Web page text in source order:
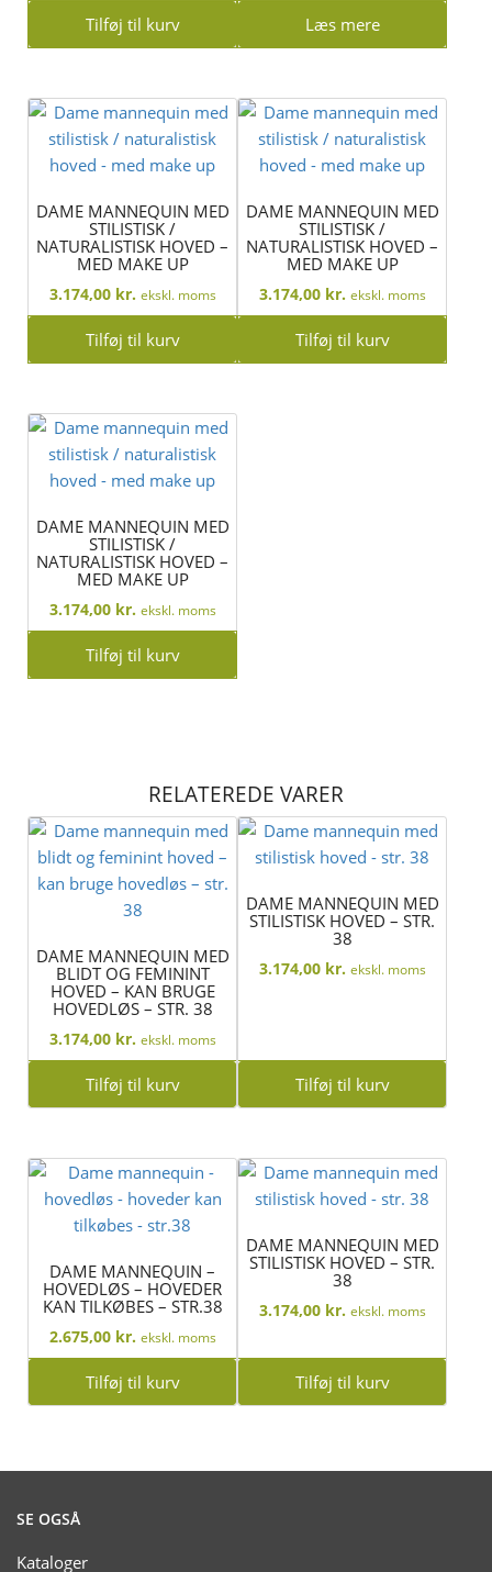
Tilføj til kurv Læs mere
DAME MANNEQUIN MED
STILISTISK /
NATURALISTISK HOVED –
MED MAKE UP
3.174,00 kr. ekskl. moms
Tilføj til kurv
DAME MANNEQUIN MED
STILISTISK /
NATURALISTISK HOVED –
MED MAKE UP
3.174,00 kr. ekskl. moms
Tilføj til kurv
DAME MANNEQUIN MED
STILISTISK /
NATURALISTISK HOVED –
MED MAKE UP
3.174,00 kr. ekskl. moms
Tilføj til kurv
RELATEREDE VARER
DAME MANNEQUIN MED
BLIDT OG FEMININT
HOVED – KAN BRUGE
HOVEDLØS – STR. 38
3.174,00 kr. ekskl. moms
Tilføj til kurv
DAME MANNEQUIN MED
STILISTISK HOVED – STR.
38
3.174,00 kr. ekskl. moms
Tilføj til kurv
DAME MANNEQUIN –
HOVEDLØS – HOVEDER
KAN TILKØBES – STR.38
2.675,00 kr. ekskl. moms
Tilføj til kurv
DAME MANNEQUIN MED
STILISTISK HOVED – STR.
38
3.174,00 kr. ekskl. moms
Tilføj til kurv
SE OGSÅ
Kataloger